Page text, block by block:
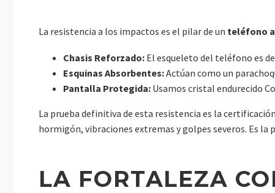
La resistencia a los impactos es el pilar de un teléfono a
Chasis Reforzado: El esqueleto del teléfono es
Esquinas Absorbentes:Actúan como un
Pantalla Protegida: Usamos cristal endurecido
La prueba definitiva de esta resistencia es la
hormigón, vibraciones extremas y golpes severos. Es la
LA FORTALEZA